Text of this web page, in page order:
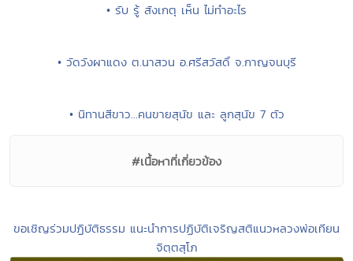
• รับ รู้ สังเกตุ เห็น ไม่ทำอะไร
• วัดวังผาแดง ต.นาสวน อ.ศรีสวัสดิ์ จ.กาญจนบุรี
• นิทานสีขาว...คนขายสุนัข และ ลูกสุนัข 7 ตัว
#เนื้อหาที่เกี่ยวข้อง
ขอเชิญร่วมปฏิบัติธรรม แนะนำการปฏิบัติเจริญสติแนวหลวงพ่อเทียน
จิตฺตสุโภ